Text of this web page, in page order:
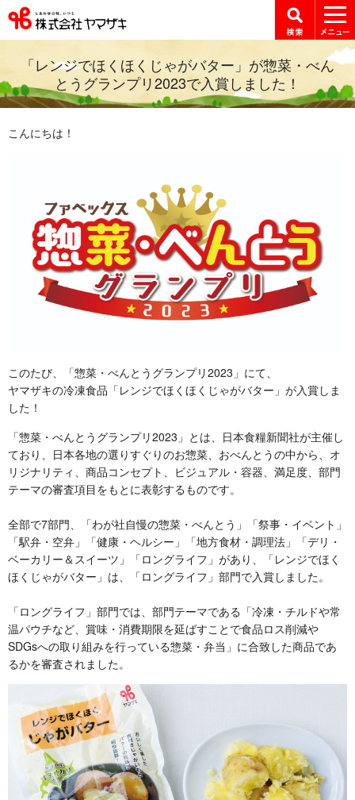
「レンジでほくほくじゃがバター」が惣菜・べん
とうグランプリ2023で入賞しました！
こんにちは！
このたび、「惣菜・べんとうグランプリ2023」にて、
ヤマザキの冷凍食品「レンジでほくほくじゃがバター」が入賞しま
した！
「惣菜・べんとうグランプリ2023」とは、日本食糧新聞社が主催し
ており、日本各地の選りすぐりのお惣菜、おべんとうの中から、オ
リジナリティ、商品コンセプト、ビジュアル・容器、満足度、部門
テーマの審査項目をもとに表彰するものです。
全部で7部門、「わが社自慢の惣菜・べんとう」「祭事・イベント」
「駅弁・空弁」「健康・ヘルシー」「地方食材・調理法」「デリ・
ベーカリー＆スイーツ」「ロングライフ」があり、「レンジでほく
ほくじゃがバター」は、「ロングライフ」部門で入賞しました。
「ロングライフ」部門では、部門テーマである「冷凍・チルドや常
温パウチなど、賞味・消費期限を延ばすことで食品ロス削減や
SDGsへの取り組みを行っている惣菜・弁当」に合致した商品であ
るかを審査されました。